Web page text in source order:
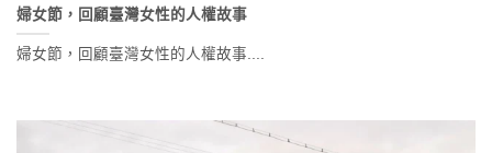
婦女節，回顧臺灣女性的人權故事
婦女節，回顧臺灣女性的人權故事....